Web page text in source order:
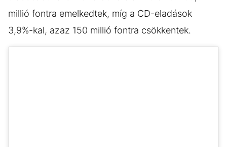
millió fontra emelkedtek, míg a CD-eladások
3,9%-kal, azaz 150 millió fontra csökkentek.